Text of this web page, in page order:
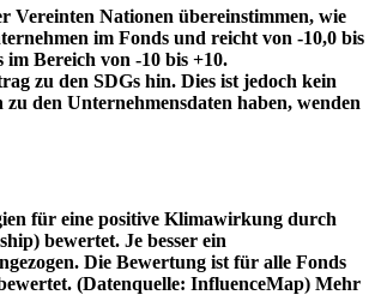
Vereinten Nationen übereinstimmen, wie
im Fonds und reicht von -10,0 bis
Bereich von -10 bis +10.
zu den SDGs hin. Dies ist jedoch kein
den Unternehmensdaten haben, wenden
für eine positive Klimawirkung durch
bewertet. Je besser ein
Die Bewertung ist für alle Fonds
(Datenquelle: InfluenceMap) Mehr